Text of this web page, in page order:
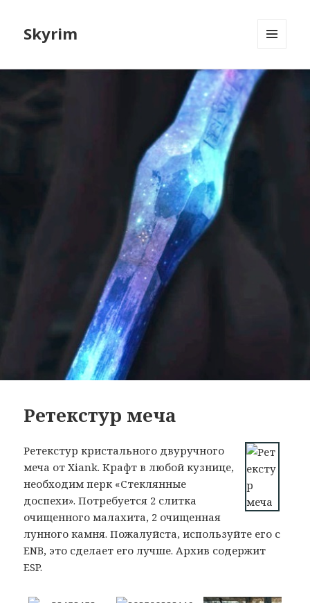
Skyrim
ВИДЖЕТЫ
Ретекстур меча
Ретекстур кристального двуручного
меча от Xiank. Крафт в любой кузнице,
необходим перк «Стеклянные
доспехи». Потребуется 2 слитка
очищенного малахита, 2 очищенная
лунного камня. Пожалуйста, используйте его с
ENB, это сделает его лучше. Архив содержит
ESP.